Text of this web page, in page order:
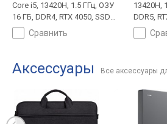
Core i5, 13420H, 1.5 ГГц, ОЗУ
16 ГБ, DDR4, RTX 4050, SSD
M.2 NVMe, 512 ГБ, Win 11
Home, USB-A 5Gbps, USB-C
VR, 1.86 кг
сравнить
13420H,
DDR5,
NVMe,
10Gbps,
Аксессуары Все аксессуары